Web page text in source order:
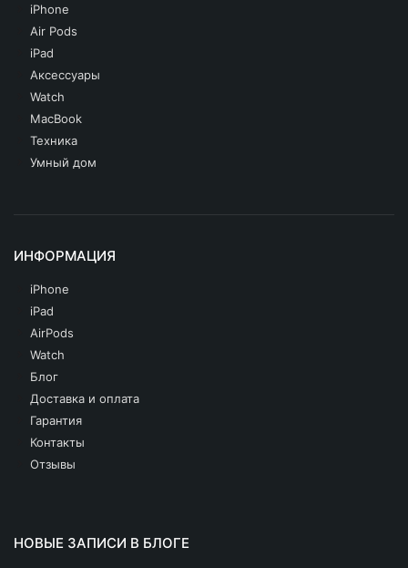
iPhone
Air Pods
iPad
Аксессуары
Watch
MacBook
Техника
Умный дом
ИНФОРМАЦИЯ
iPhone
iPad
AirPods
Watch
Блог
Доставка и оплата
Гарантия
Контакты
Отзывы
НОВЫЕ ЗАПИСИ В БЛОГЕ